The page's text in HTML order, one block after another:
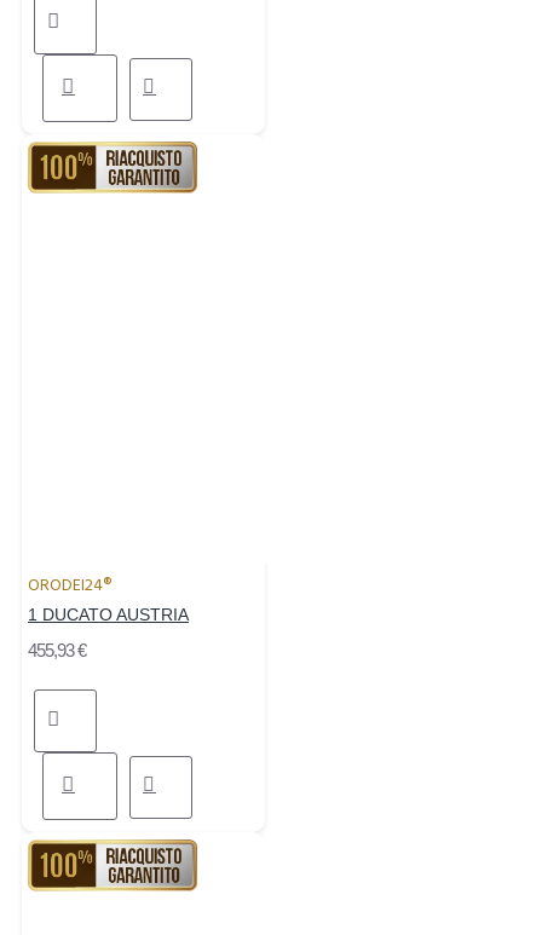
RIACQUISTO GARANTITO
ORODEI24®
1 DUCATO AUSTRIA
455,93 €
RIACQUISTO GARANTITO